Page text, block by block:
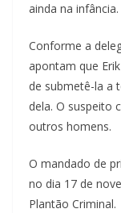
ainda na infância.
Conforme a
apontam que
de submetê-la a
dela. O suspeito
outros homens.
O mandado de
no dia 17 de
Plantão Criminal.